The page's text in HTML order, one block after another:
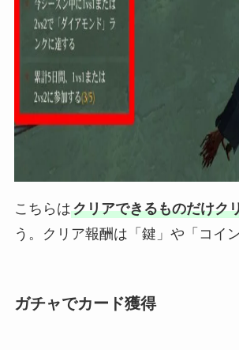
こちらはクリアできるものだけク
う。クリア報酬は「鍵」や「コイ
ガチャでカード獲得